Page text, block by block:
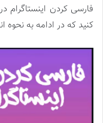
فارسی کردن اینستاگرام
کنید که در ادامه به